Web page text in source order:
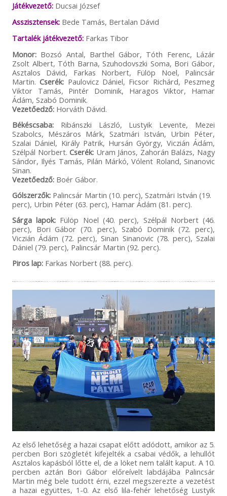
Játékvezető:Ducsai József
Asszisztensek:Bede Tamás, Bertalan Dávid
Tartalék játékvezető: Farkas Tibor
Monor:Bozsó Antal, Barthel Gábor, Tóth Ferenc, Lázár
Zsolt Albert, Tóth Barna, Szuhodovszki Soma, Bori Gábor,
Asztalos Dávid, Farkas Norbert, Fülöp Noel, Palincsár
Martin.Cserék: Paulovicz Dániel, Ficsor Richárd, Peszmeg
Viktor Tamás, Pintér Dominik, Haragos Viktor, Hamar
Ádám, Szabó Dominik.
Vezetőedző:Horváth Dávid.
Békéscsaba:Ribánszki László, Lustyik Levente, Mezei
Szabolcs, Mészáros Márk, Szatmári István, Urbin Péter,
Szalai Dániel, Király Patrik, Hursán György, Viczián Ádám,
Szélpál Norbert.Cserék: Uram János, Zahorán Balázs, Nagy
Sándor, Ilyés Tamás, Pilán Márkó, Vólent Roland, Sinanovic
Sinan.
Vezetőedző:Boér Gábor.
Gólszerzők:Palincsár Martin (10. perc), Szatmári István (19.
perc), Urbin Péter (63. perc), Hamar Ádám (81. perc).
Sárga lapok: Fülöp Noel (40. perc), Szélpál Norbert (46.
perc), Bori Gábor (70. perc), Szabó Dominik (72. perc),
Viczián Ádám (72. perc), Sinan Sinanovic (78. perc), Szalai
Dániel (79. perc), Palincsár Martin (92. perc).
Piros lap:Farkas Norbert (88. perc).
Az első lehetőség a hazai csapat előtt adódott, amikor az 5.
percben Bori szögletét kifejelték a csabai védők, a lehullót
Asztalos kapásból lőtte el, de a löket nem talált kaput. A 10.
percben aztán Bori Gábor előreívelt labdájába Palincsár
Martin még bele tudott érni, ezzel megszerezte a vezetést
a hazai együttes, 1-0. Az első lila-fehér lehetőség Lustyik